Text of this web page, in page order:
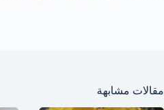
مقالات مشابهة